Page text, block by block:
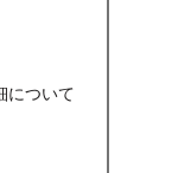
について